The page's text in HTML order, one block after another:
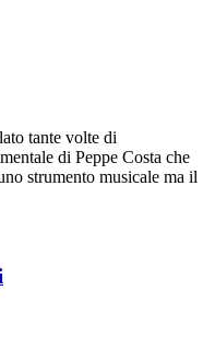
tante volte di
di Peppe Costa che
strumento musicale ma il